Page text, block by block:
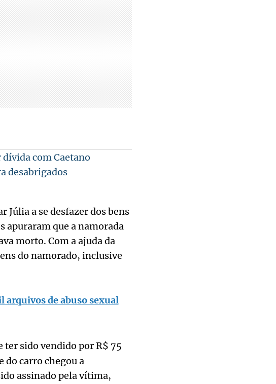
com Caetano
desabrigados
a se desfazer dos bens
apuraram que a namorada
morto. Com a ajuda da
do namorado, inclusive
arquivos de abuso sexual
ter sido vendido por R$ 75
do carro chegou a
assinado pela vítima,